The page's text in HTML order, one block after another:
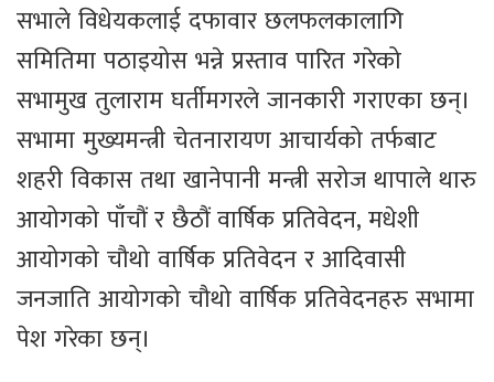
सभाले विधेयकलाई दफावार छलफलकालागि
समितिमा पठाइयोस भन्ने प्रस्ताव पारित गरेको
सभामुख तुलाराम घर्तीमगरले जानकारी गराएका छन्।
सभामा मुख्यमन्त्री चेतनारायण आचार्यको तर्फबाट
शहरी विकास तथा खानेपानी मन्त्री सरोज थापाले थारु
आयोगको पाँचौं र छैठौं वार्षिक प्रतिवेदन, मधेशी
आयोगको चौथो वार्षिक प्रतिवेदन र आदिवासी
जनजाति आयोगको चौथो वार्षिक प्रतिवेदनहरु सभामा
पेश गरेका छन्।